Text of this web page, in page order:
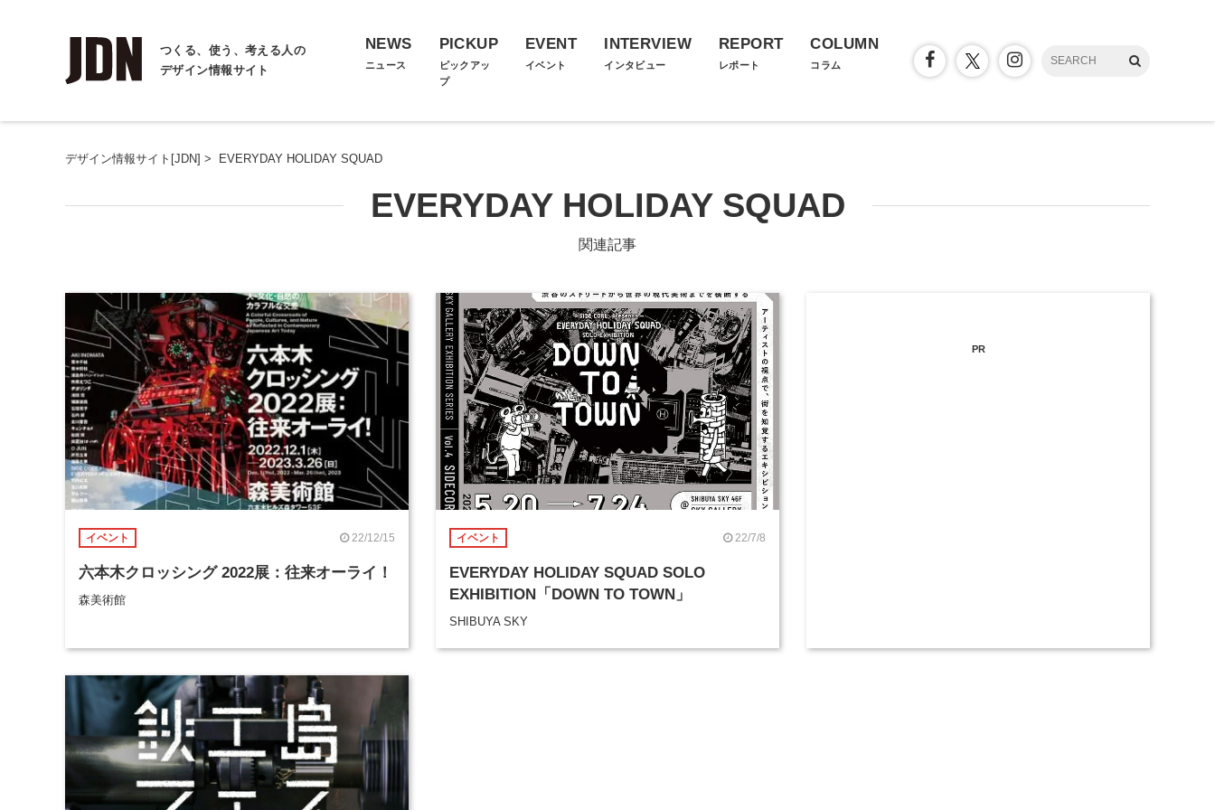
つくる、使う、考える人の
デザイン情報サイト
NEWS
ニュース
PICKUP
ピックアッ
プ
EVENT
イベント
INTERVIEW
インタビュー
REPORT
レポート
COLUMN
コラム
デザイン情報サイト[JDN] > EVERYDAY HOLIDAY SQUAD
EVERYDAY HOLIDAY SQUAD
関連記事
イベント 22/12/15
六本木クロッシング 2022展：往来オーライ！
森美術館
イベント 22/7/8
EVERYDAY HOLIDAY SQUAD SOLO
EXHIBITION「DOWN TO TOWN」
SHIBUYA SKY
PR